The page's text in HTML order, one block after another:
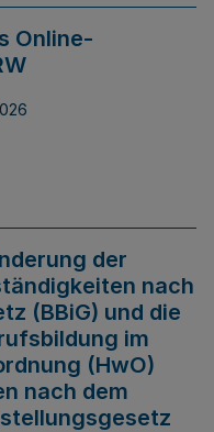
Online-
der
nach
(BBiG) und die
im
(HwO)
nach dem